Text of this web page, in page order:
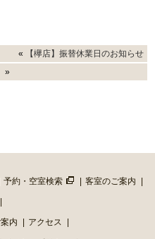
«
【欅店】振替休業日のお知らせ
»
予約・空室検索 客室のご案内
内 アクセス